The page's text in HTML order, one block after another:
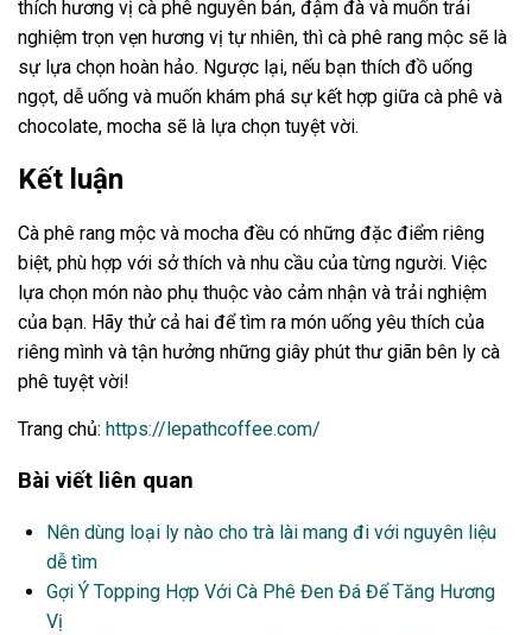
thích hương vị cà phê nguyên bản, đậm đà và muốn trải
nghiệm trọn vẹn hương vị tự nhiên, thì cà phê rang mộc sẽ là
sự lựa chọn hoàn hảo. Ngược lại, nếu bạn thích đồ uống
ngọt, dễ uống và muốn khám phá sự kết hợp giữa cà phê và
chocolate, mocha sẽ là lựa chọn tuyệt vời.
Kết luận
Cà phê rang mộc và mocha đều có những đặc điểm riêng
biệt, phù hợp với sở thích và nhu cầu của từng người. Việc
lựa chọn món nào phụ thuộc vào cảm nhận và trải nghiệm
của bạn. Hãy thử cả hai để tìm ra món uống yêu thích của
riêng mình và tận hưởng những giây phút thư giãn bên ly cà
phê tuyệt vời!
Trang chủ: https://lepathcoffee.com/
Bài viết liên quan
Nên dùng loại ly nào cho trà lài mang đi với nguyên liệu
dễ tìm
Gợi Ý Topping Hợp Với Cà Phê Đen Đá Để Tăng Hương
Vị